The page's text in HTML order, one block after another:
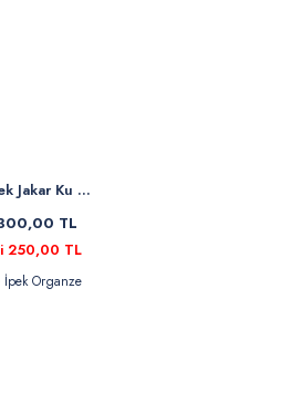
Jakar Ku ...
TL
250,00 TL